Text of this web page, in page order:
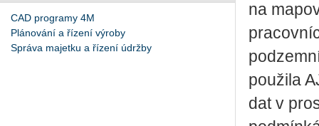
CAD programy 4M
Plánování a řízení výroby
Správa majetku a řízení údržby
na
po­u­ži­la
dat v